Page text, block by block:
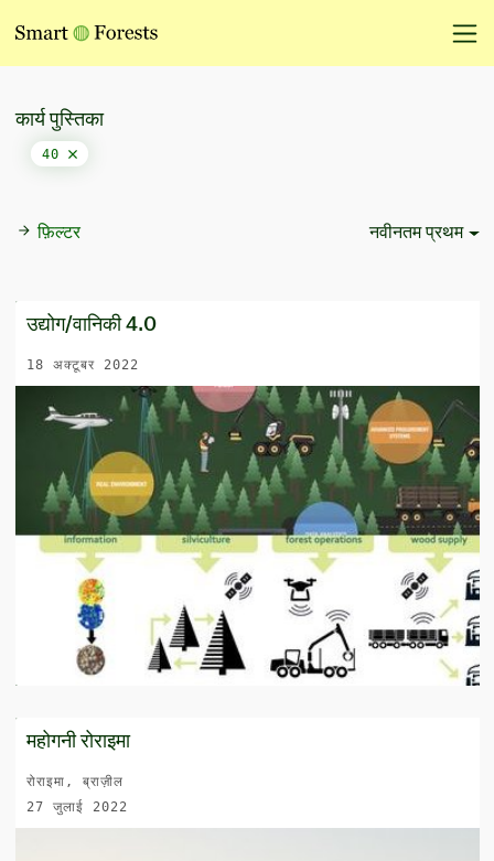
फ़िल्टर नवीनतम प्रथम
कार्य पुस्तिका
40
उद्योग/वानिकी 4.0
18 अक्टूबर 2022
महोगनी रोराइमा
रोराइमा, ब्राज़ील
27 जुलाई 2022